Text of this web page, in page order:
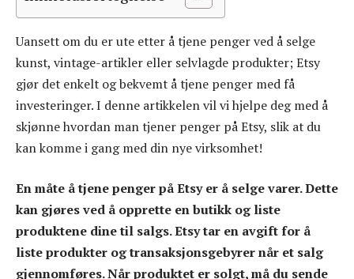
Uansett om du er ute etter å tjene penger ved å selge
kunst, vintage-artikler eller selvlagde produkter; Etsy
gjør det enkelt og bekvemt å tjene penger med få
investeringer. I denne artikkelen vil vi hjelpe deg med å
skjønne hvordan man tjener penger på Etsy, slik at du
kan komme i gang med din nye virksomhet!
En måte å tjene penger på Etsy er å selge varer. Dette
kan gjøres ved å opprette en butikk og liste
produktene dine til salgs. Etsy tar en avgift for å
liste produkter og transaksjonsgebyrer når et salg
gjennomføres. Når produktet er solgt, må du sende